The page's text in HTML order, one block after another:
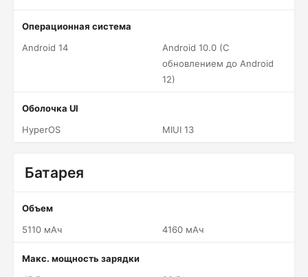
Операционная система
Android 14
Android 10.0 (С
обновлением до Android
12)
Оболочка UI
HyperOS
MIUI 13
Батарея
Объем
5110 мАч
4160 мАч
Макс. мощность зарядки